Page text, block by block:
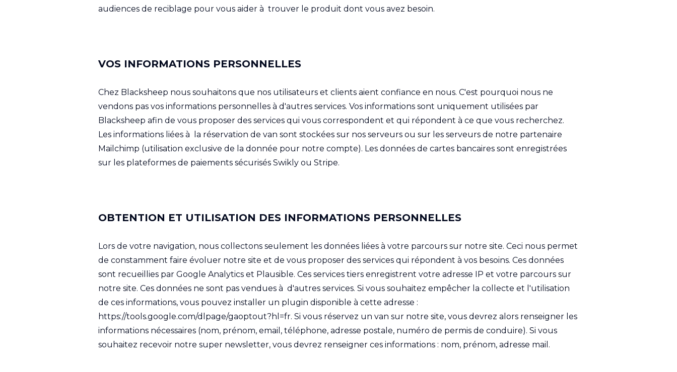
audiences de reciblage pour vous aider à trouver le produit dont vous avez besoin.
VOS INFORMATIONS PERSONNELLES
Chez Blacksheep nous souhaitons que nos utilisateurs et clients aient confiance en nous. C'est pourquoi nous ne
vendons pas vos informations personnelles à d'autres services. Vos informations sont uniquement utilisées par
Blacksheep afin de vous proposer des services qui vous correspondent et qui répondent à ce que vous recherchez.
Les informations liées à la réservation de van sont stockées sur nos serveurs ou sur les serveurs de notre partenaire
Mailchimp (utilisation exclusive de la donnée pour notre compte). Les données de cartes bancaires sont enregistrées
sur les plateformes de paiements sécurisés Swikly ou Stripe.
OBTENTION ET UTILISATION DES INFORMATIONS PERSONNELLES
Lors de votre navigation, nous collectons seulement les données liées à votre parcours sur notre site. Ceci nous permet
de constamment faire évoluer notre site et de vous proposer des services qui répondent à vos besoins. Ces données
sont recueillies par Google Analytics et Plausible. Ces services tiers enregistrent votre adresse IP et votre parcours sur
notre site. Ces données ne sont pas vendues à d'autres services. Si vous souhaitez empêcher la collecte et l'utilisation
de ces informations, vous pouvez installer un plugin disponible à cette adresse :
https://tools.google.com/dlpage/gaoptout?hl=fr. Si vous réservez un van sur notre site, vous devrez alors renseigner les
informations nécessaires (nom, prénom, email, téléphone, adresse postale, numéro de permis de conduire). Si vous
souhaitez recevoir notre super newsletter, vous devrez renseigner ces informations : nom, prénom, adresse mail.